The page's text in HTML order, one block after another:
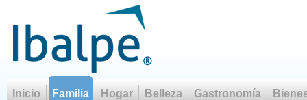
Inicio Familia Hogar Belleza Gastronomía